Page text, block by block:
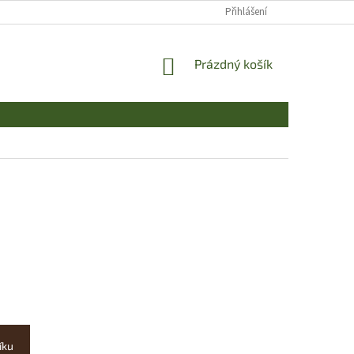
Přihlášení
NÁKUPNÍ
Prázdný košík